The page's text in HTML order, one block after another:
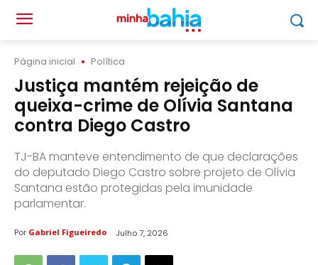
Página inicial Política
Justiça mantém rejeição de
queixa-crime de Olívia Santana
contra Diego Castro
TJ-BA manteve entendimento de que declarações
do deputado Diego Castro sobre projeto de Olívia
Santana estão protegidas pela imunidade
parlamentar.
Por Gabriel Figueiredo Julho 7, 2026